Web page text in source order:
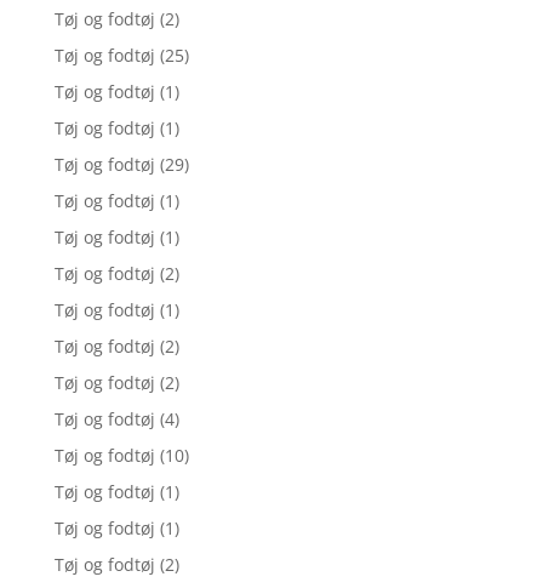
Tøj og fodtøj (2)
Tøj og fodtøj (25)
Tøj og fodtøj (1)
Tøj og fodtøj (1)
Tøj og fodtøj (29)
Tøj og fodtøj (1)
Tøj og fodtøj (1)
Tøj og fodtøj (2)
Tøj og fodtøj (1)
Tøj og fodtøj (2)
Tøj og fodtøj (2)
Tøj og fodtøj (4)
Tøj og fodtøj (10)
Tøj og fodtøj (1)
Tøj og fodtøj (1)
Tøj og fodtøj (2)